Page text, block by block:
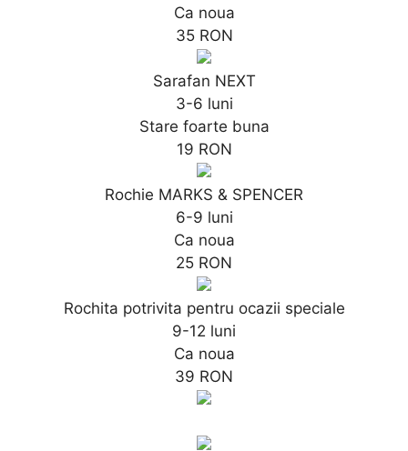
Ca noua
35 RON
Sarafan NEXT
3-6 luni
Stare foarte buna
19 RON
Rochie MARKS & SPENCER
6-9 luni
Ca noua
25 RON
Rochita potrivita pentru ocazii speciale
9-12 luni
Ca noua
39 RON